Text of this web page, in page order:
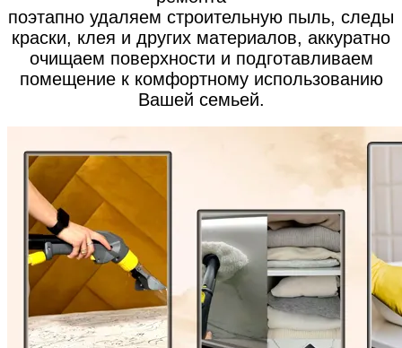
поэтапно удаляем строительную пыль, следы
краски, клея и других материалов, аккуратно
очищаем поверхности и подготавливаем
помещение к комфортному использованию
Вашей семьей.